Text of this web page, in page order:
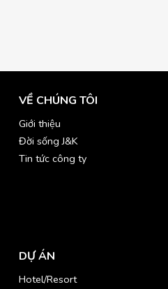
VỀ CHÚNG TÔI
Giới thiệu
Đời sống J&K
Tin tức công ty
DỰ ÁN
Hotel/Resort